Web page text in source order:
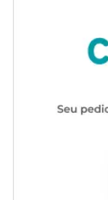
Tipo de Pet
Cipro-Otic:
Cada 100mg
Veículo q.s.p: